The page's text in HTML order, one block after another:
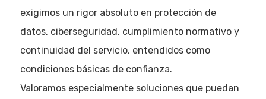
exigimos un rigor absoluto en protección de
datos, ciberseguridad, cumplimiento normativo y
continuidad del servicio, entendidos como
condiciones básicas de confianza.
Valoramos especialmente soluciones que puedan